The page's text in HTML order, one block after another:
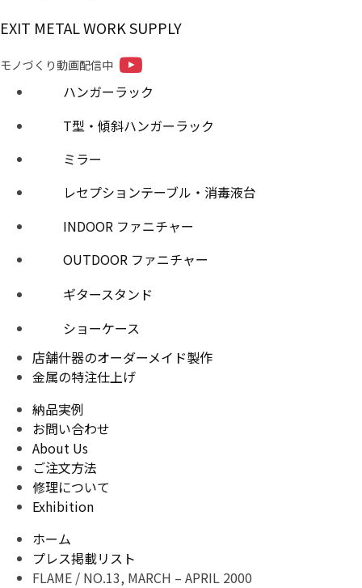
EXIT METAL WORK SUPPLY
モノづくり動画配信中
ハンガーラック
T型・傾斜ハンガーラック
ミラー
レセプションテーブル・消毒液台
INDOOR ファニチャー
OUTDOOR ファニチャー
ギタースタンド
ショーケース
店舗什器のオーダーメイド製作
金属の特注仕上げ
納品実例
お問い合わせ
About Us
ご注文方法
修理について
Exhibition
ホーム
プレス掲載リスト
FLAME / NO.13, MARCH – APRIL 2000